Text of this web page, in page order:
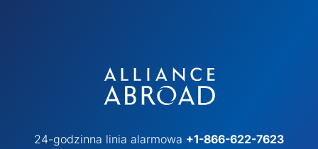
24-godzinna linia alarmowa +1-866-622-7623